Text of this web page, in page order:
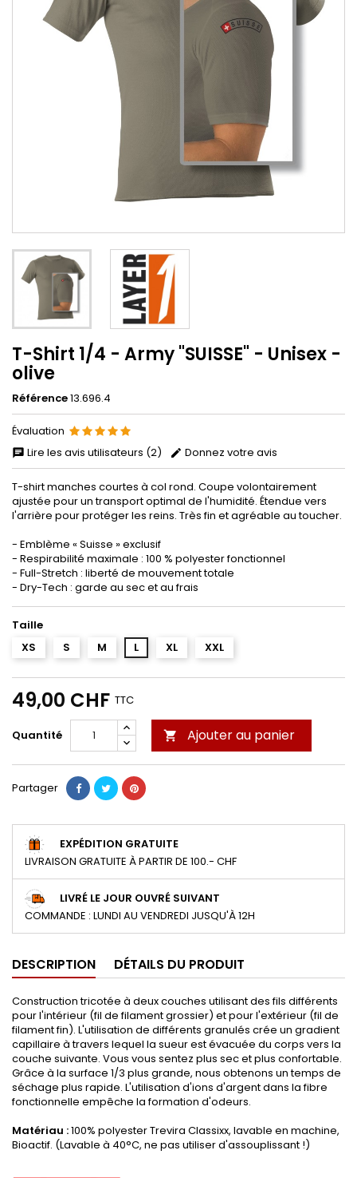
T-Shirt 1/4 - Army "SUISSE" - Unisex -
olive
Référence13.696.4
Évaluation
Lire les avis utilisateurs (2)
Donnez votre avis
T-shirt manches courtes à col rond. Coupe volontairement
ajustée pour un transport optimal de l'humidité. Étendue vers
l'arrière pour protéger les reins. Très fin et agréable au toucher.
- Emblème « Suisse » exclusif
- Respirabilité maximale : 100 % polyester fonctionnel
- Full-Stretch : liberté de mouvement totale
- Dry-Tech : garde au sec et au frais
Taille
XS
S M L XL XXL
49,00 CHF TTC
Quantité  Ajouter au panier
Partager
EXPÉDITION GRATUITE
LIVRAISON GRATUITE À PARTIR DE 100.- CHF
LIVRÉ LE JOUR OUVRÉ SUIVANT
COMMANDE : LUNDI AU VENDREDI JUSQU'À 12H
DESCRIPTION DÉTAILS DU PRODUIT
Construction tricotée à deux couches utilisant des fils différents
pour l'intérieur (fil de filament grossier) et pour l'extérieur (fil de
filament fin). L'utilisation de différents granulés crée un gradient
capillaire à travers lequel la sueur est évacuée du corps vers la
couche suivante. Vous vous sentez plus sec et plus confortable.
Grâce à la surface 1/3 plus grande, nous obtenons un temps de
séchage plus rapide. L'utilisation d'ions d'argent dans la fibre
fonctionnelle empêche la formation d'odeurs.
Matériau :100% polyester Trevira Classixx, lavable en machine,
Bioactif. (Lavable à 40°C, ne pas utiliser d'assouplissant !)